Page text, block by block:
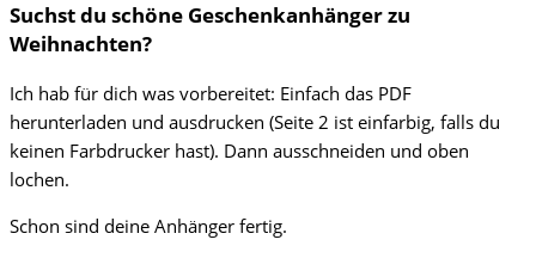
Suchst du schöne Geschenkanhänger zu
Weihnachten?
Ich hab für dich was vorbereitet: Einfach das PDF
herunterladen und ausdrucken (Seite 2 ist einfarbig, falls du
keinen Farbdrucker hast). Dann ausschneiden und oben
lochen.
Schon sind deine Anhänger fertig.